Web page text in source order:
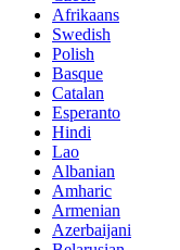
Afrikaans
Swedish
Polish
Basque
Catalan
Esperanto
Hindi
Lao
Albanian
Amharic
Armenian
Azerbaijani